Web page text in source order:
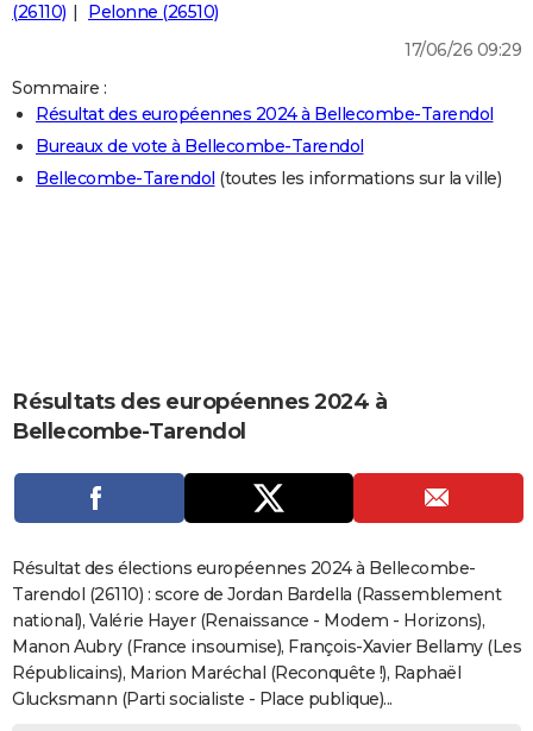
Forum
Aménagement intérieur
Extérieur
Cuisine
Salle de bains
Jardinage
Rangement
+
LIFESTYLE
Art de vivre
Bien-être
Loisirs
Mode
Modes de vie
SANTE
Alimentation
Guide de la santé
Maladies
Médicaments
Sommeil
VOYAGE
Carte de Noël
Carte Bonne année
Carte Saint-Valentin
Carte Pâques
Carte d'anniversaire
COPAINS D'AVANT
AVIS DE DÉCÈS
FORUM
Bricolage
Lifestyle
Culture
Sport
Auto
Television
Voyage
Cinema
(26110)
Pelonne (26510)
17/06/26 09:29
Sommaire :
Résultat des européennes 2024 à Bellecombe-Tarendol
Bureaux de vote à Bellecombe-Tarendol
Bellecombe-Tarendol (toutes les informations sur la ville)
Résultats des européennes 2024 à
Bellecombe-Tarendol
Résultat des élections européennes 2024 à Bellecombe-
Tarendol (26110) : score de Jordan Bardella (Rassemblement
national), Valérie Hayer (Renaissance - Modem - Horizons),
Manon Aubry (France insoumise), François-Xavier Bellamy (Les
Républicains), Marion Maréchal (Reconquête !), Raphaël
Glucksmann (Parti socialiste - Place publique)...